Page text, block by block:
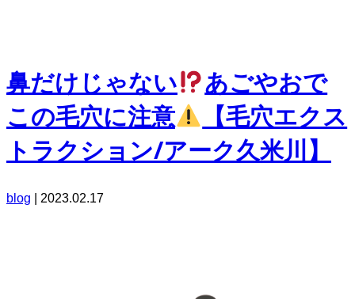
鼻だけじゃない
あごやおで
この毛穴に注意
【毛穴エクス
トラクション/アーク久米川】
blog 2023.02.17